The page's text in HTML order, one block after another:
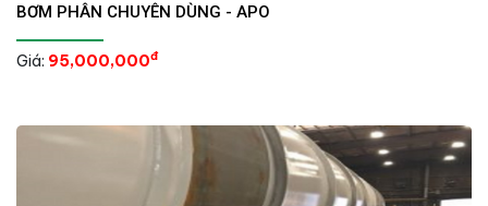
BƠM PHÂN CHUYÊN DÙNG - APO
Giá: 95,000,000đ